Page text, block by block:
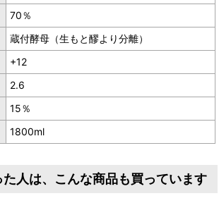
70％
蔵付酵母（生もと醪より分離）
+12
2.6
15％
1800ml
た人は、こんな商品も買っています